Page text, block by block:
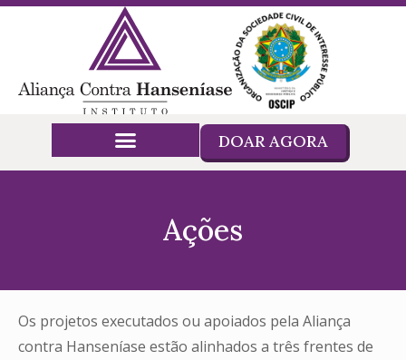
DOAR AGORA
Ações
Os projetos executados ou apoiados pela Aliança
contra Hanseníase estão alinhados a três frentes de